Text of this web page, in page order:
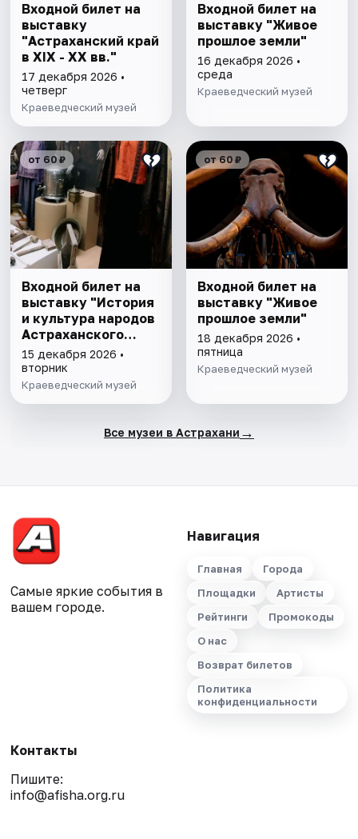
Входной билет на
выставку
"Астраханский край
в XIX - XX вв."
17 декабря 2026 •
четверг
Краеведческий музей
Входной билет на
выставку "Живое
прошлое земли"
16 декабря 2026 •
среда
Краеведческий музей
от 60 ₽
Входной билет на
выставку "История
и культура народов
Астраханского
края"
15 декабря 2026 •
вторник
Краеведческий музей
от 60 ₽
Входной билет на
выставку "Живое
прошлое земли"
18 декабря 2026 •
пятница
Краеведческий музей
Все музеи в Астрахани →
Самые яркие события в
вашем городе.
Навигация
Главная
Города
Площадки
Артисты
Рейтинги
Промокоды
О нас
Возврат билетов
Политика
конфиденциальности
Контакты
Пишите:
info@afisha.org.ru